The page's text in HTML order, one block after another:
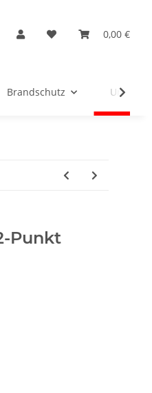
0,00 €
Brandschutz
Punkt